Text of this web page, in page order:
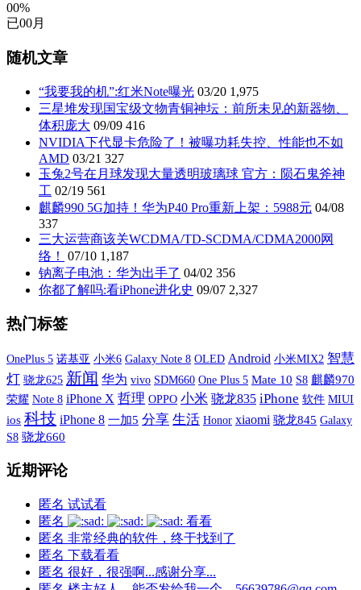
00%
已00月
随机文章
“我要我的机”:红米Note曝光 03/20 1,975
三星堆发现国宝级文物青铜神坛：前所未见的新器物、
体积庞大 09/09 416
NVIDIA下代显卡危险了！被曝功耗失控、性能也不如
AMD 03/21 327
玉兔2号在月球发现大量透明玻璃球 官方：陨石鬼斧神
工 02/19 561
麒麟990 5G加持！华为P40 Pro重新上架：5988元 04/08
337
三大运营商该关WCDMA/TD-SCDMA/CDMA2000网
络！
07/10 1,187
钠离子电池：华为出手了 04/02 356
你都了解吗:看iPhone进化史 09/07 2,327
热门标签
OnePlus 5 诺基亚 小米6 Galaxy Note 8 OLED Android 小米MIX2 智慧
灯 骁龙625 新闻 华为 vivo SDM660 One Plus 5 Mate 10 S8 麒麟970
荣耀 Note 8 iPhone X 哲理 OPPO 小米 骁龙835 iPhone 软件 MIUI
ios 科技 iPhone 8 一加5 分享 生活 Honor xiaomi 骁龙845 Galaxy
S8 骁龙660
近期评论
匿名 试试看
匿名
看看
匿名 非常经典的软件，终于找到了
匿名 下载看看
匿名 很好，很强啊...感谢分享...